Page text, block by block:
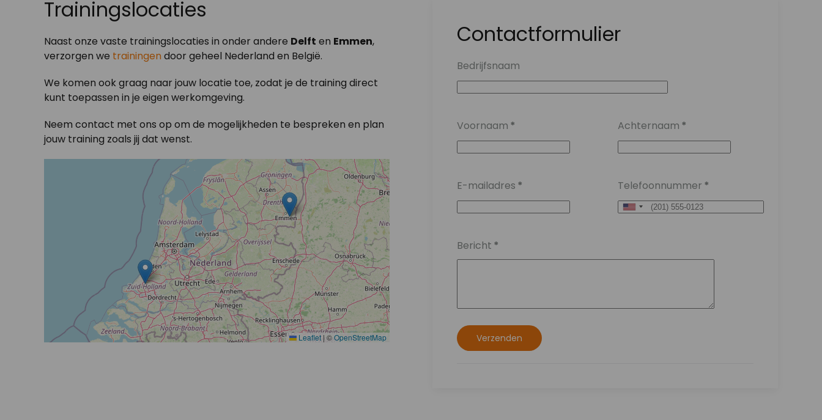
Trainingslocaties
Naast onze vaste trainingslocaties in onder andere Delft en Emmen,
verzorgen we trainingen door geheel Nederland en België.
We komen ook graag naar jouw locatie toe, zodat je de training direct
kunt toepassen in je eigen werkomgeving.
Neem contact met ons op om de mogelijkheden te bespreken en plan
jouw training zoals jij dat wenst.
Leaflet | ©OpenStreetMap
Contactformulier
Bedrijfsnaam
Voornaam * Achternaam *
E-mailadres * Telefoonnummer *
United
Bericht *
Verzenden